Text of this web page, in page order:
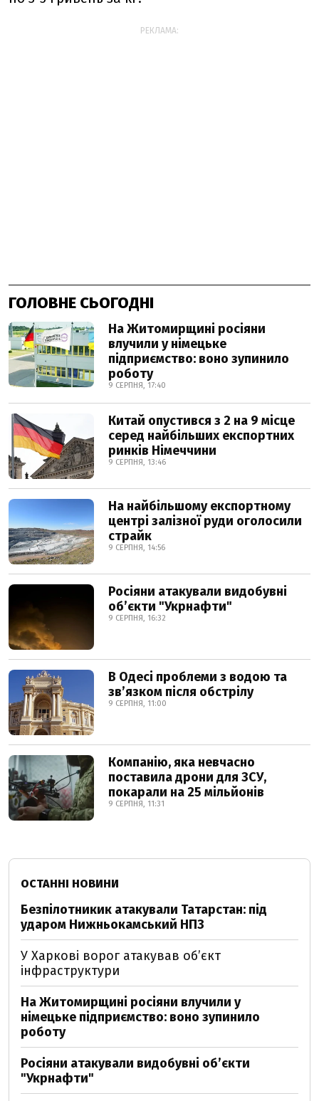
РЕКЛАМА:
ГОЛОВНЕ СЬОГОДНІ
На Житомирщині росіяни
влучили у німецьке
підприємство: воно зупинило
роботу
9 СЕРПНЯ, 17:40
Китай опустився з 2 на 9 місце
серед найбільших експортних
ринків Німеччини
9 СЕРПНЯ, 13:46
На найбільшому експортному
центрі залізної руди оголосили
страйк
9 СЕРПНЯ, 14:56
Росіяни атакували видобувні
обʼєкти "Укрнафти"
9 СЕРПНЯ, 16:32
В Одесі проблеми з водою та
звʼязком після обстрілу
9 СЕРПНЯ, 11:00
Компанію, яка невчасно
поставила дрони для ЗСУ,
покарали на 25 мільйонів
9 СЕРПНЯ, 11:31
ОСТАННІ НОВИНИ
Безпілотникик атакували Татарстан: під
ударом Нижньокамський НПЗ
У Харкові ворог атакував обʼєкт
інфраструктури
На Житомирщині росіяни влучили у
німецьке підприємство: воно зупинило
роботу
Росіяни атакували видобувні обʼєкти
"Укрнафти"